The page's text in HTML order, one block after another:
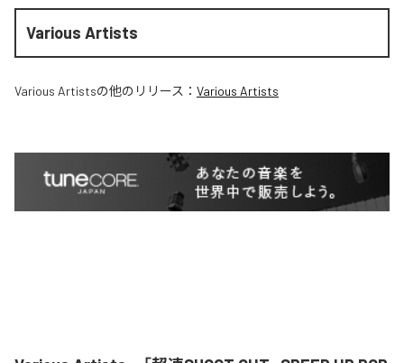
Various Artists
Various Artistsの他のリリース： Various Artists